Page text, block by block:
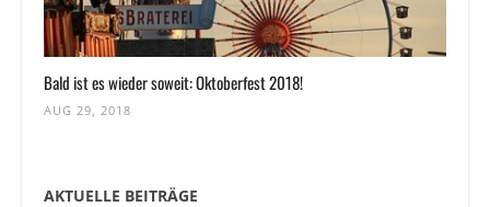
Bald ist es wieder soweit: Oktoberfest 2018!
AUG 29, 2018
AKTUELLE BEITRÄGE